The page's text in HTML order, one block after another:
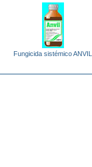
Fungicida sistémico ANVIL